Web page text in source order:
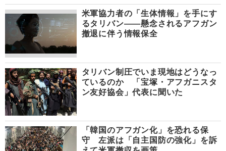
米軍協力者の「生体情報」を手にす
るタリバン――懸念されるアフガン
撤退に伴う情報保全
タリバン制圧でいま現地はどうなっ
ているのか 「宝塚・アフガニスタ
ン友好協会」代表に聞いた
「韓国のアフガン化」を恐れる保
守 左派は「自主国防の強化」を訴